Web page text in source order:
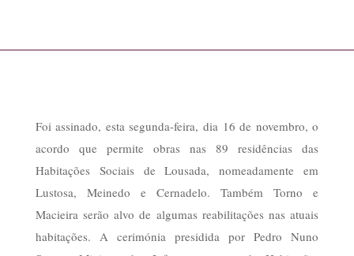
Foi assinado, esta segunda-feira, dia 16 de novembro, o
acordo que permite obras nas 89 residências das
Habitações Sociais de Lousada, nomeadamente em
Lustosa, Meinedo e Cernadelo. Também Torno e
Macieira serão alvo de algumas reabilitações nas atuais
habitações. A cerimónia presidida por Pedro Nuno